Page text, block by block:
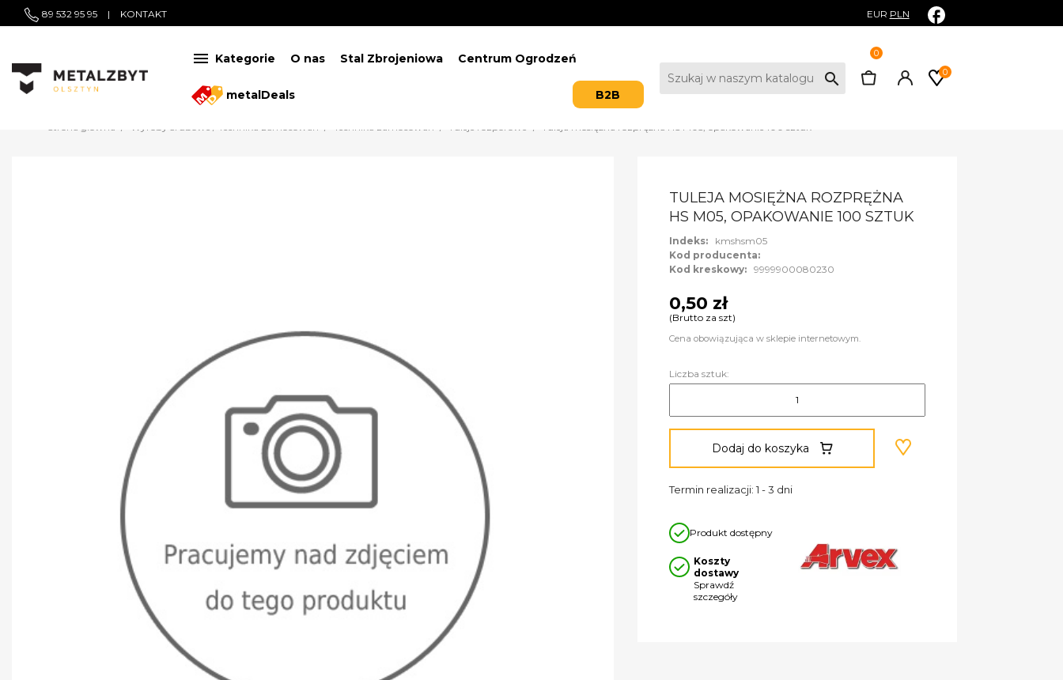
89 532 95 95 | KONTAKT EUR PLN
 Kategorie O nas Stal Zbrojeniowa Centrum Ogrodzeń
metalDeals B2B
0
0
search
TULEJA MOSIĘŻNA ROZPRĘŻNA
HS M05, OPAKOWANIE 100 SZTUK
Indeks:
kmshsm05
Kod producenta:
Kod kreskowy: 9999900080230
0,50 zł
(Brutto za szt)
Cena obowiązująca w sklepie internetowym.
Liczba sztuk:
Dodaj do koszyka
Termin realizacji: 1 - 3 dni
Produkt dostępny
Koszty
dostawy
Sprawdź
szczegóły